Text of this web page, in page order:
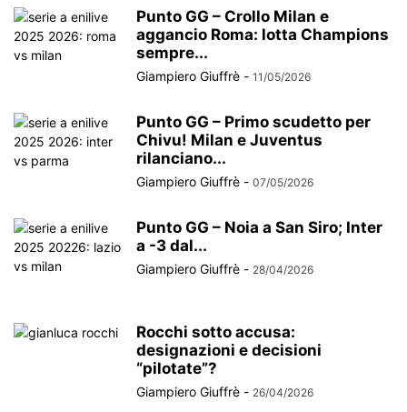
Punto GG – Crollo Milan e
aggancio Roma: lotta Champions
sempre...
Giampiero Giuffrè - 11/05/2026
Punto GG – Primo scudetto per
Chivu! Milan e Juventus
rilanciano...
Giampiero Giuffrè - 07/05/2026
Punto GG – Noia a San Siro; Inter
a -3 dal...
Giampiero Giuffrè - 28/04/2026
Rocchi sotto accusa:
designazioni e decisioni
“pilotate”?
Giampiero Giuffrè - 26/04/2026